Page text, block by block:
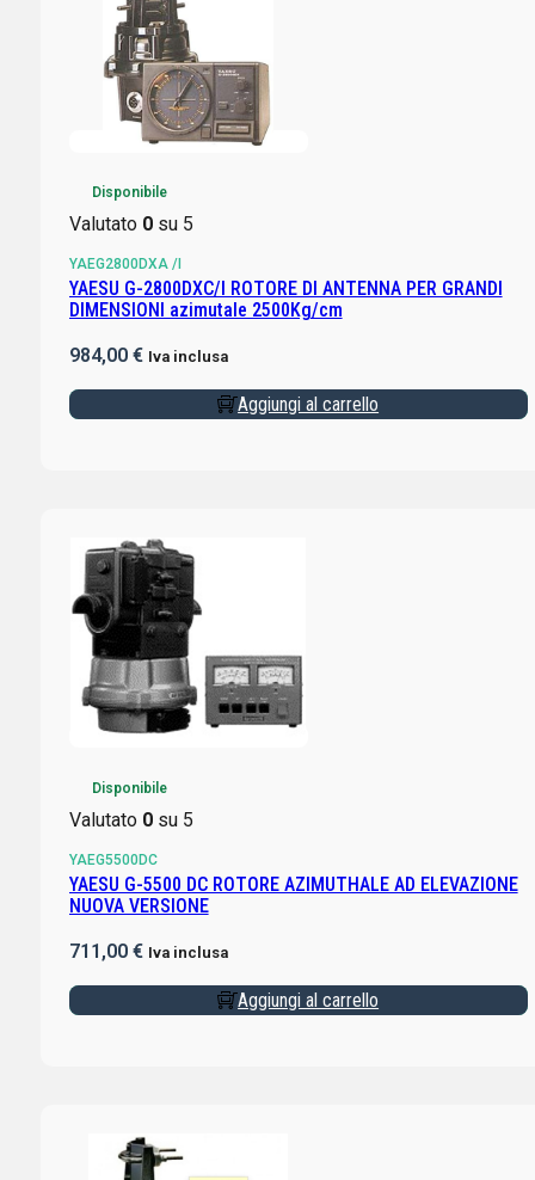
Disponibile
Valutato 0su 5
YAEG2800DXA /I
YAESU G-2800DXC/I ROTORE DI ANTENNA PER GRANDI
DIMENSIONI azimutale 2500Kg/cm
984,00 € Iva inclusa
Aggiungi al carrello
Disponibile
Valutato 0su 5
YAEG5500DC
YAESU G-5500 DC ROTORE AZIMUTHALE AD ELEVAZIONE
NUOVA VERSIONE
711,00 € Iva inclusa
Aggiungi al carrello